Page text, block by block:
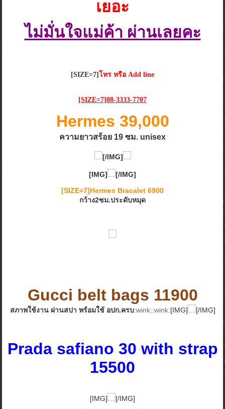
เยอะ
ไม่มั่นใจแม่ค้า ผ่านเลยคะ
[SIZE=7] โทร หรือ Add line
[SIZE=7]08-3333-7707
Hermes 39,000
ความยาวสร้อย 19 ซม. unisex
[/IMG]
[IMG]
[/IMG]
[SIZE=7]Hermes Bracalet 6900
กว้าง2ซม.ประดับหมุด
Gucci belt bags 11900
สภาพใช้งาน ผ่านสปา พร้อมใช้ อปก.ครบ:wink::wink:[IMG] [/IMG]
Prada safiano 30 with strap
15500
[IMG] [/IMG]